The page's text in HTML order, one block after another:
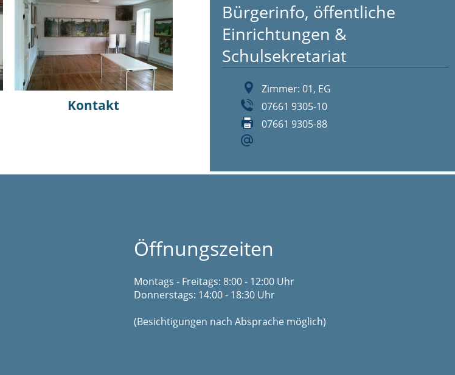
Kontakt
Bürgerinfo, öffentliche
Einrichtungen &
Schulsekretariat
Zimmer: 01, EG
07661 9305-10
07661 9305-88
Öffnungszeiten
Montags - Freitags: 8:00 - 12:00 Uhr
Donnerstags: 14:00 - 18:30 Uhr
(Besichtigungen nach Absprache möglich)